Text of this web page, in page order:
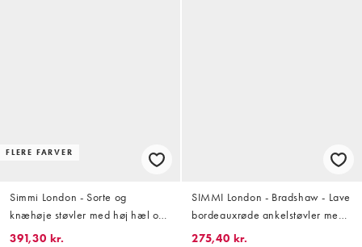
FLERE FARVER
Simmi London - Sorte og
knæhøje støvler med høj hæl og
krokodilletekstur
391,30 kr.
SIMMI London - Bradshaw - Lave
bordeauxrøde ankelstøvler med
seledetaljer
275,40 kr.